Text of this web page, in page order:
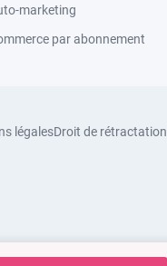
marketing
par abonnement
légalesDroit de rétractation